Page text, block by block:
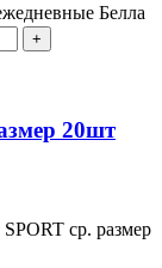
Белла
20шт
ср. размер